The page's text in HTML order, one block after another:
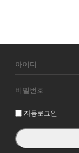
원
그
자동로그인